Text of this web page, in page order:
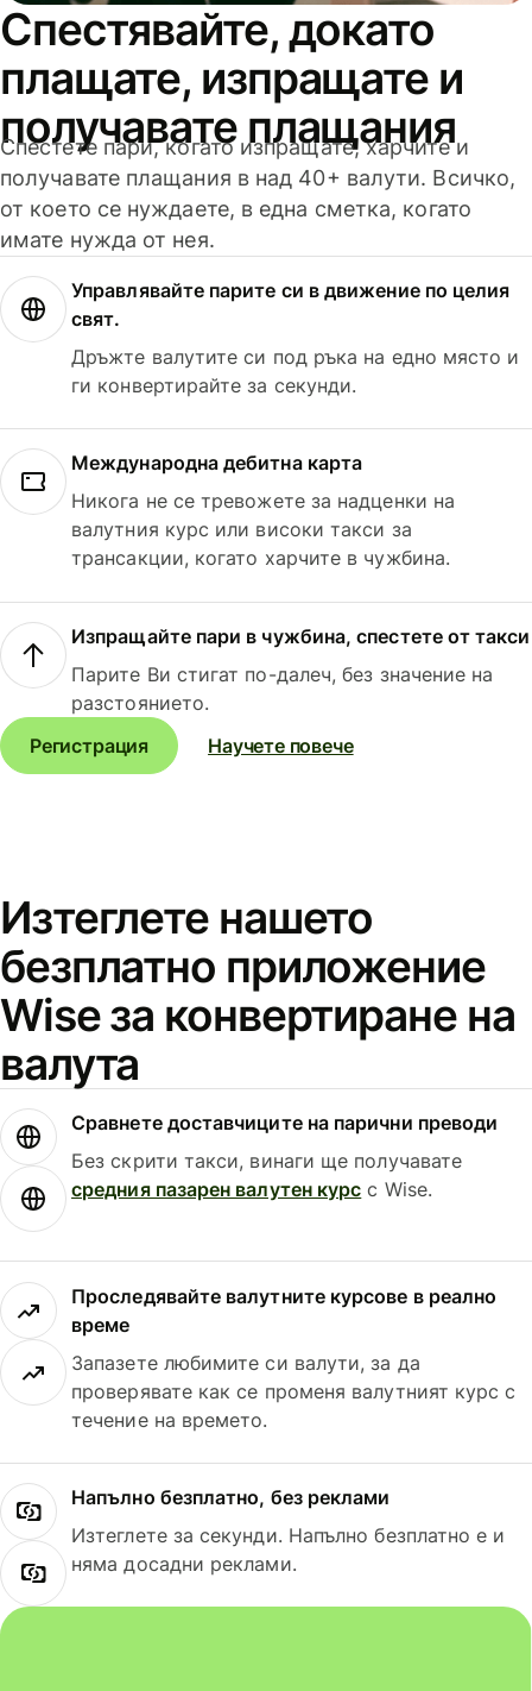
Спестявайте, докато
плащате, изпращате и
получавате плащания
Спестете пари, когато изпращате, харчите и
получавате плащания в над 40+ валути. Всичко,
от което се нуждаете, в една сметка, когато
имате нужда от нея.
Управлявайте парите си в движение по целия
свят.
Дръжте валутите си под ръка на едно място и
ги конвертирайте за секунди.
Международна дебитна карта
Никога не се тревожете за надценки на
валутния курс или високи такси за
трансакции, когато харчите в чужбина.
Изпращайте пари в чужбина, спестете от такси
Парите Ви стигат по-далеч, без значение на
разстоянието.
Регистрация
Научете повече
Изтеглете нашето
безплатно приложение
Wise за конвертиране на
валута
Сравнете доставчиците на парични преводи
Без скрити такси, винаги ще получавате
средния пазарен валутен курс с Wise.
Проследявайте валутните курсове в реално
време
Запазете любимите си валути, за да
проверявате как се променя валутният курс с
течение на времето.
Напълно безплатно, без реклами
Изтеглете за секунди. Напълно безплатно е и
няма досадни реклами.